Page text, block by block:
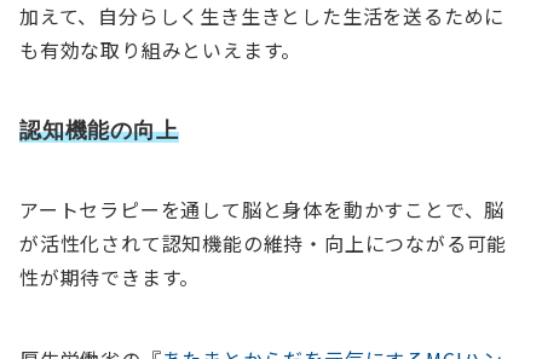
加えて、自分らしく生き生きとした生活を送るために
も有効な取り組みといえます。
認知機能の向上
アートセラピーを通して脳と身体を動かすことで、脳
が活性化されて認知機能の維持・向上につながる可能
性が期待できます。